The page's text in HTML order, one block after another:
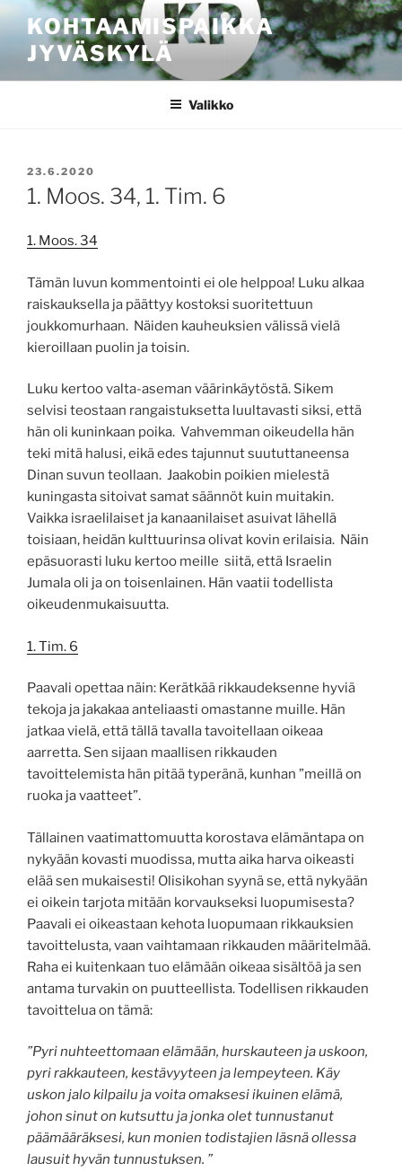
sisältöönKOHTAAMISPAIKKA
JYVÄSKYLÄ
Valikko
JULKAISTU
23.6.2020
1. Moos. 34, 1. Tim. 6
1. Moos. 34
Tämän luvun kommentointi ei ole helppoa! Luku alkaa
raiskauksella ja päättyy kostoksi suoritettuun
joukkomurhaan. Näiden kauheuksien välissä vielä
kieroillaan puolin ja toisin.
Luku kertoo valta-aseman väärinkäytöstä. Sikem
selvisi teostaan rangaistuksetta luultavasti siksi, että
hän oli kuninkaan poika. Vahvemman oikeudella hän
teki mitä halusi, eikä edes tajunnut suututtaneensa
Dinan suvun teollaan. Jaakobin poikien mielestä
kuningasta sitoivat samat säännöt kuin muitakin.
Vaikka israelilaiset ja kanaanilaiset asuivat lähellä
toisiaan, heidän kulttuurinsa olivat kovin erilaisia. Näin
epäsuorasti luku kertoo meille siitä, että Israelin
Jumala oli ja on toisenlainen. Hän vaatii todellista
oikeudenmukaisuutta.
1. Tim. 6
Paavali opettaa näin: Kerätkää rikkaudeksenne hyviä
tekoja ja jakakaa anteliaasti omastanne muille. Hän
jatkaa vielä, että tällä tavalla tavoitellaan oikeaa
aarretta. Sen sijaan maallisen rikkauden
tavoittelemista hän pitää typeränä, kunhan ”meillä on
ruoka ja vaatteet”.
Tällainen vaatimattomuutta korostava elämäntapa on
nykyään kovasti muodissa, mutta aika harva oikeasti
elää sen mukaisesti! Olisikohan syynä se, että nykyään
ei oikein tarjota mitään korvaukseksi luopumisesta?
Paavali ei oikeastaan kehota luopumaan rikkauksien
tavoittelusta, vaan vaihtamaan rikkauden määritelmää.
Raha ei kuitenkaan tuo elämään oikeaa sisältöä ja sen
antama turvakin on puutteellista. Todellisen rikkauden
tavoittelua on tämä:
”Pyri nuhteettomaan elämään, hurskauteen ja uskoon,
pyri rakkauteen, kestävyyteen ja lempeyteen. Käy
uskon jalo kilpailu ja voita omaksesi ikuinen elämä,
johon sinut on kutsuttu ja jonka olet tunnustanut
päämääräksesi, kun monien todistajien läsnä ollessa
lausuit hyvän tunnustuksen. ”